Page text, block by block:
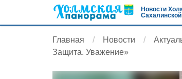
Новости
Главная Новости
Защита. Уважение»